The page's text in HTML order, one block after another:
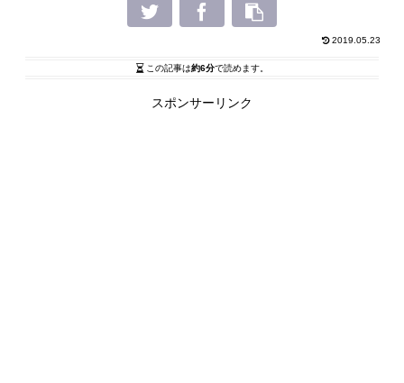
2019.05.23
この記事は約6分で読めます。
スポンサーリンク